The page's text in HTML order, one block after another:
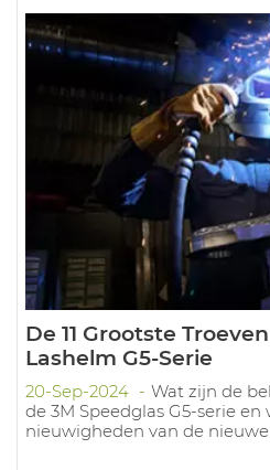
De 11 Grootste
Lashelm G5-Serie
20-Sep-2024
Wat zijn de
de 3M Speedglas G5-serie
nieuwigheden van de nieuwe